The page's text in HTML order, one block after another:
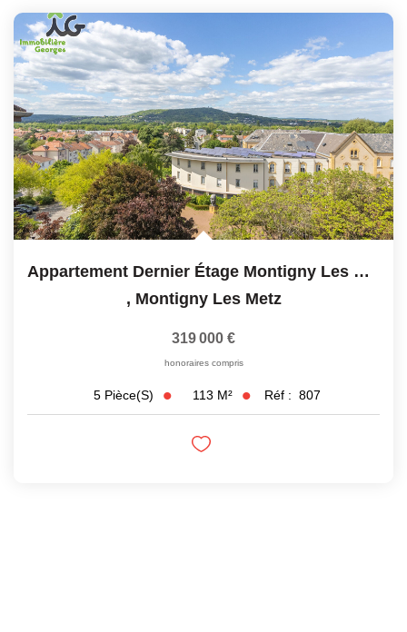
Appartement Dernier Étage Montigny Les Metz 5 Pièce(s)...
, Montigny Les Metz
319 000 €
honoraires compris
5 Pièce(s) 113 M² Réf : 807